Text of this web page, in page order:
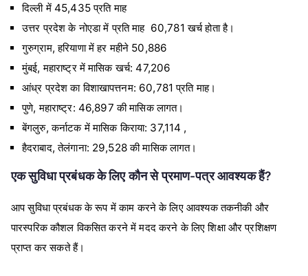
दिल्ली में 45,435 प्रति माह
उत्तर प्रदेश के नोएडा में प्रति माह 60,781 खर्च होता है।
गुरुग्राम, हरियाणा में हर महीने 50,886
मुंबई, महाराष्ट्र में मासिक खर्च: 47,206
आंध्र प्रदेश का विशाखापत्तनम: 60,781 प्रति माह।
पुणे, महाराष्ट्र: 46,897 की मासिक लागत।
बेंगलुरु, कर्नाटक में मासिक किराया: 37,114 ,
हैदराबाद, तेलंगाना: 29,528 की मासिक लागत।
एक सुविधा प्रबंधक के लिए कौन से प्रमाण-पत्र आवश्यक हैं?
आप सुविधा प्रबंधक के रूप में काम करने के लिए आवश्यक तकनीकी और
पारस्परिक कौशल विकसित करने में मदद करने के लिए शिक्षा और प्रशिक्षण
प्राप्त कर सकते हैं।